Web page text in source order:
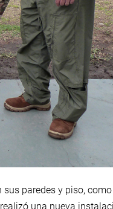
paredes y piso,
una nueva